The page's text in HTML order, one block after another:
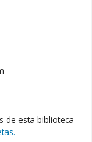
de esta biblioteca